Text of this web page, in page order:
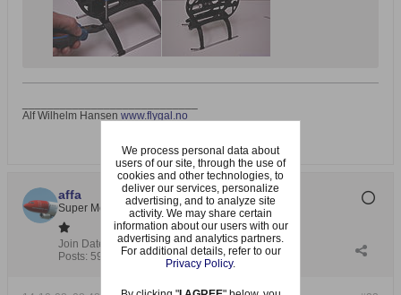
Alf Wilhelm Hansen www.flygal.no
affa
Super Moderator
Join Date:
Jul 2002
Posts: 5903
We process personal data about
users of our site, through the use of
cookies and other technologies, to
deliver our services, personalize
advertising, and to analyze site
activity. We may share certain
information about our users with our
advertising and analytics partners.
For additional details, refer to our
Privacy Policy.